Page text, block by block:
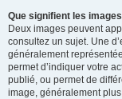
Que signifient les
Deux images peuvent
consultez un sujet. Une
généralement
permet d’indiquer votre
publié, ou permet de
image, généralement